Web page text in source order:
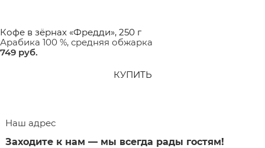
Кофе в зёрнах «Фредди», 250 г
Арабика 100 %, средняя обжарка
749 руб.
КУПИТЬ
Наш адрес
Заходите к нам — мы всегда рады гостям!